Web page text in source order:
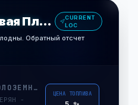
Стартовая Площадка
CURRENT
LOC
Обратный отсчет
НИЗКАЯ ОКОЛОЗЕМНАЯ ОРБИТА
-
ЦЕНА ТОПЛИВА